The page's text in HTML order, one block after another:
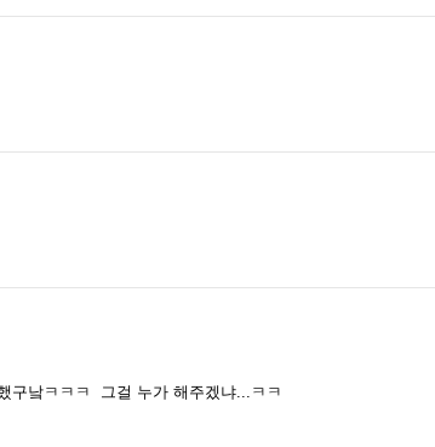
구낰ㅋㅋㅋ 그걸 누가 해주겠냐...ㅋㅋ